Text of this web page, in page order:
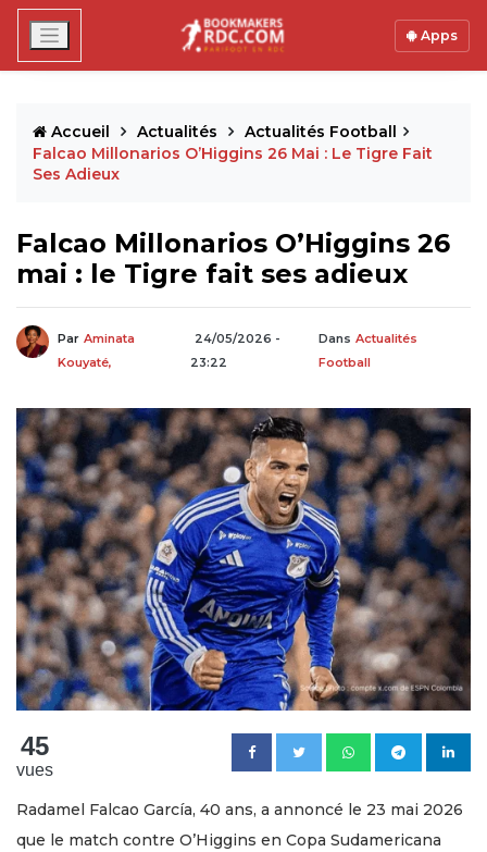
Apps
Accueil Actualités
Actualités Football
Falcao Millonarios O’Higgins 26 Mai : Le Tigre Fait
Ses Adieux
Falcao Millonarios O’Higgins 26
mai : le Tigre fait ses adieux
Par Aminata
Kouyaté,
24/05/2026 -
23:22
Dans Actualités
Football
45
vues
Radamel Falcao García, 40 ans, a annoncé le 23 mai 2026
que le match contre O’Higgins en Copa Sudamericana